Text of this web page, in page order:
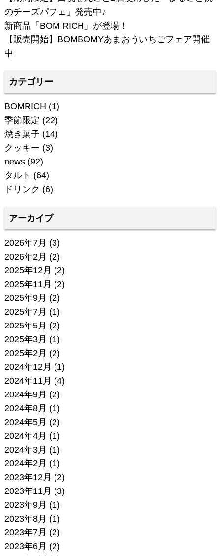
のチーズパフェ」発売中♪
新商品「BOM RICH」が登場！
【販売開始】BOMBOMYあまおういちごフェア開催
中
カテゴリー
BOMRICH (1)
季節限定 (22)
焼き菓子 (14)
クッキー (3)
news(92)
タルト (64)
ドリンク (6)
アーカイブ
2026年7月 (3)
2026年2月 (2)
2025年12月 (2)
2025年11月 (2)
2025年9月 (2)
2025年7月 (1)
2025年5月 (2)
2025年3月 (1)
2025年2月 (2)
2024年12月 (1)
2024年11月 (4)
2024年9月 (2)
2024年8月 (1)
2024年5月 (2)
2024年4月 (1)
2024年3月 (1)
2024年2月 (1)
2023年12月 (2)
2023年11月 (3)
2023年9月 (1)
2023年8月 (1)
2023年7月 (2)
2023年6月 (2)